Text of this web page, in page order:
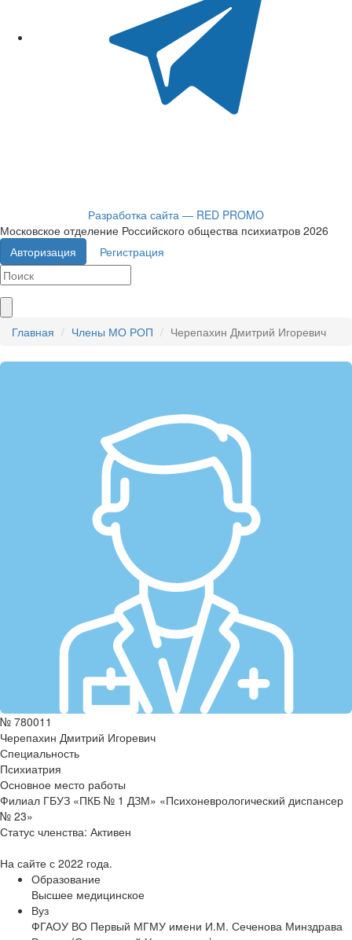
Разработка сайта — RED PROMO
Московское отделение Российского общества психиатров 2026
Авторизация
Регистрация
Главная Члены МО РОП Черепахин Дмитрий Игоревич
№ 780011
Черепахин Дмитрий Игоревич
Специальность
Психиатрия
Основное место работы
Филиал ГБУЗ «ПКБ № 1 ДЗМ» «Психоневрологический диспансер
№ 23»
Статус членства: Активен
На сайте с 2022 года.
Образование
Высшее медицинское
Вуз
ФГАОУ ВО Первый МГМУ имени И.М. Сеченова Минздрава